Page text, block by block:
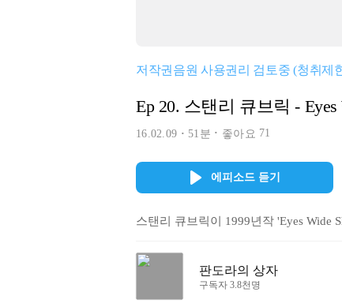
저작권음원 사용권리 검토중 (청취제
Ep 20. 스탠리 큐브릭 - Eyes
16.02.09 51분 좋아요 71
에피소드 듣기
스탠리 큐브릭이 1999년작 'Eyes Wide
판도라의 상자
구독자 3.8천명